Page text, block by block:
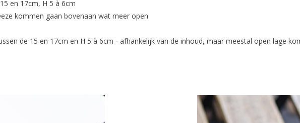
en 17cm, H 5 à 6cm
kommen gaan bovenaan wat meer open
de 15 en 17cm en H 5 à 6cm - afhankelijk van de inhoud, maar meestal open lage